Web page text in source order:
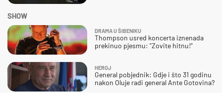
SHOW
DRAMA U ŠIBENIKU
Thompson usred koncerta iznenada
prekinuo pjesmu: "Zovite hitnu!"
HEROJ
General pobjednik: Gdje i što 31 godinu
nakon Oluje radi general Ante Gotovina?